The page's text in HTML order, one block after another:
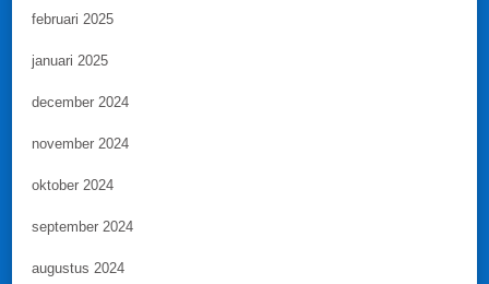
februari 2025
januari 2025
december 2024
november 2024
oktober 2024
september 2024
augustus 2024